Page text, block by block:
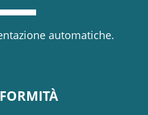
automatiche.